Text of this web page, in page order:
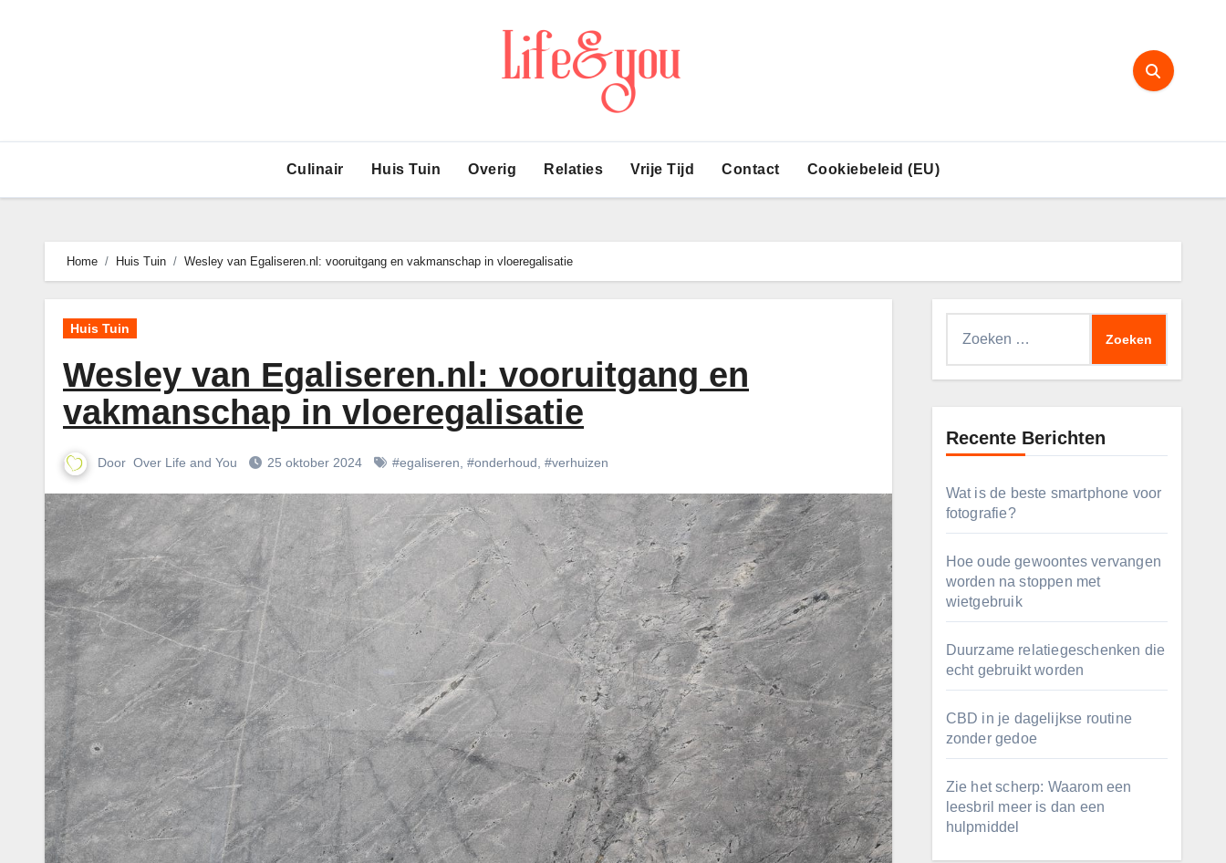
Culinair Huis Tuin Overig Relaties Vrije Tijd Contact Cookiebeleid (EU)
Home Huis Tuin Wesley van Egaliseren.nl: vooruitgang en vakmanschap in vloeregalisatie
Huis Tuin
Wesley van Egaliseren.nl: vooruitgang en
vakmanschap in vloeregalisatie
Door Over Life and You 25 oktober 2024 #egaliseren #onderhoud #verhuizen
Recente Berichten
Wat is de beste smartphone voor
fotografie?
Hoe oude gewoontes vervangen
worden na stoppen met
wietgebruik
Duurzame relatiegeschenken die
echt gebruikt worden
CBD in je dagelijkse routine
zonder gedoe
Zie het scherp: Waarom een
leesbril meer is dan een
hulpmiddel